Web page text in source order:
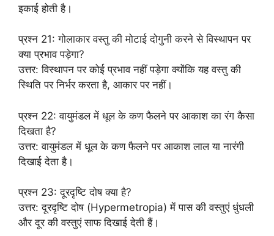
इकाई होती है।
प्रश्न 21: गोलाकार वस्तु की मोटाई दोगुनी करने से विस्थापन पर
क्या प्रभाव पड़ेगा?
उत्तर: विस्थापन पर कोई प्रभाव नहीं पड़ेगा क्योंकि यह वस्तु की
स्थिति पर निर्भर करता है, आकार पर नहीं।
प्रश्न 22: वायुमंडल में धूल के कण फैलने पर आकाश का रंग कैसा
दिखता है?
उत्तर: वायुमंडल में धूल के कण फैलने पर आकाश लाल या नारंगी
दिखाई देता है।
प्रश्न 23: दूरदृष्टि दोष क्या है?
उत्तर: दूरदृष्टि दोष (Hypermetropia) में पास की वस्तुएं धुंधली
और दूर की वस्तुएं साफ दिखाई देती हैं।